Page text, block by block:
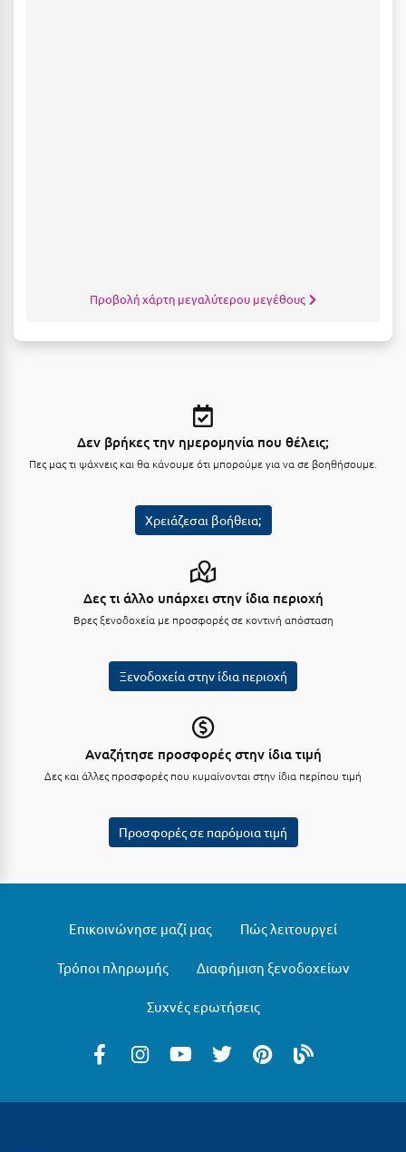
Πλαταμώνας
Πόρτο Χέλι
Σέρρες
Σκαφιδιά Ηλείας
Προβολή χάρτη μεγαλύτερου μεγέθους
Δεν βρήκες την ημερομηνία που θέλεις;
Πες μας τι ψάχνεις και θα κάνουμε ότι μπορούμε για να σε βοηθήσουμε.
Χρειάζεσαι βοήθεια;
Δες τι άλλο υπάρχει στην ίδια περιοχή
Βρες ξενοδοχεία με προσφορές σε κοντινή απόσταση
Ξενοδοχεία στην ίδια περιοχή
Αναζήτησε προσφορές στην ίδια τιμή
Δες και άλλες προσφορές που κυμαίνονται στην ίδια περίπου τιμή
Προσφορές σε παρόμοια τιμή
Επικοινώνησε μαζί μας Πώς λειτουργεί
Τρόποι πληρωμής Διαφήμιση ξενοδοχείων
Συχνές ερωτήσεις